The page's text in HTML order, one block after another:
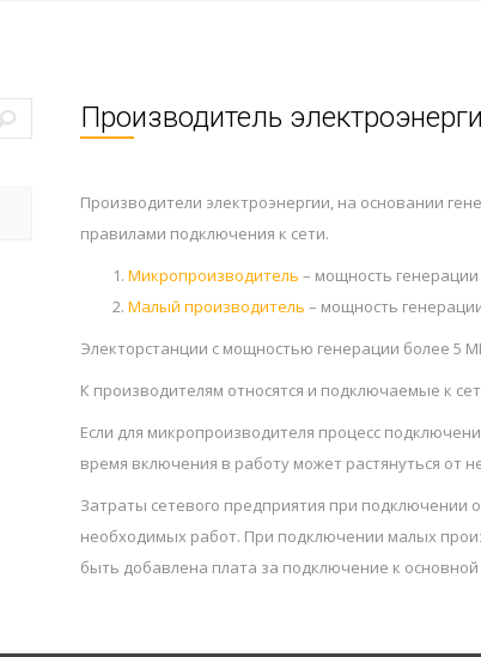
Производитель
Производители электроэнергии, на основании
правилами подключения к сети.
Микропроизводитель – мощность генерации
Малый производитель – мощность
Электорстанции с мощностью генерации более 5
К производителям относятся и подключаемые к
Если для микропроизводителя процесс
время включения в работу может растянуться от
Затраты сетевого предприятия при подключении
необходимых работ. При подключении малых
быть добавлена плата за подключение к основной